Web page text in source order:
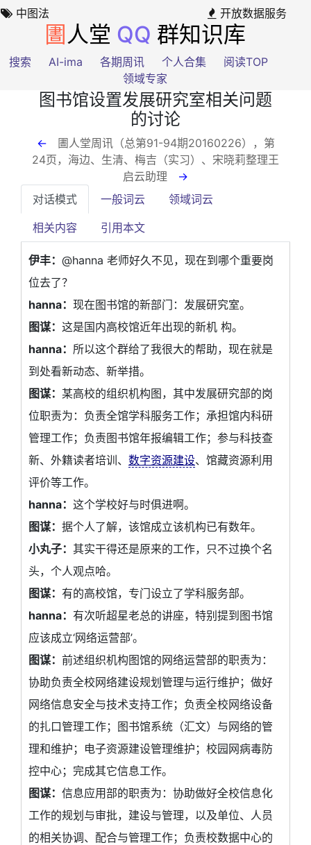
中图法 开放数据服务
圕 人堂 QQ 群知识库
搜索 AI-ima 各期周讯 个人合集
阅读TOP
领域专家
图书馆设置发展研究室相关问题
的讨论
←
圕人堂周讯（总第91-94期20160226），第
24页 ，海边、生清、梅吉（实习）、宋晓莉整理王
启云助理 →
对话模式
一般词云 领域词云
相关内容 引用本文
伊丰： @hanna 老师好久不见，现在到哪个重要岗
位去了？
hanna： 现在图书馆的新部门：发展研究室。
图谋： 这是国内高校馆近年出现的新机 构。
hanna： 所以这个群给了我很大的帮助，现在就是
到处看新动态、新举措。
图谋： 某高校的组织机构图，其中发展研究部的岗
位职责为：负责全馆学科服务工作；承担馆内科研
管理工作；负责图书馆年报编辑工作；参与科技查
新、外籍读者培训、 数字资源建设、馆藏资源利用
评价等工作。
hanna： 这个学校好与时俱进啊。
图谋： 据个人了解，该馆成立该机构已有数年。
小丸子： 其实干得还是原来的工作，只不过换个名
头，个人观点哈。
图谋： 有的高校馆，专门设立了学科服务部。
hanna： 有次听超星老总的讲座，特别提到图书馆
应该成立‘网络运营部’。
图谋： 前述组织机构图馆的网络运营部的职责为：
协助负责全校网络建设规划管理与运行维护；做好
网络信息安全与技术支持工作；负责全校网络设备
的扎口管理工作；图书馆系统（汇文）与网络的管
理和维护；电子资源建设管理维护；校园网病毒防
控中心；完成其它信息工作。
图谋： 信息应用部的职责为：协助做好全校信息化
工作的规划与审批，建设与管理，以及单位、人员
的相关协调、配合与管理工作；负责校数据中心的